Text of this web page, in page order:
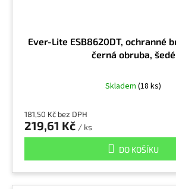
Ever-Lite ESB8620DT, ochranné
černá obruba, šedé
Skladem (18 ks)
181,50 Kč bez DPH
219,61 Kč / ks
DO KOŠÍKU